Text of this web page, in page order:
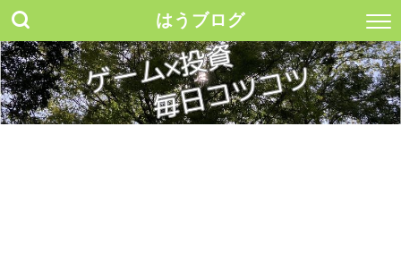
はうブログ